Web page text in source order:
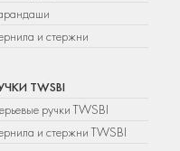
и стержни
TWSBI
ручки TWSBI
и стержни TWSBI